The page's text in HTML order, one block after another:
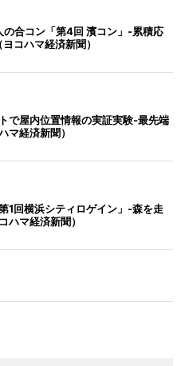
合コン「第4回 濱コン」-累積応
コハマ経済新聞）
で屋内位置情報の実証実験-最先端
マ経済新聞）
1回横浜シティロゲイン」-森を走
ハマ経済新聞）